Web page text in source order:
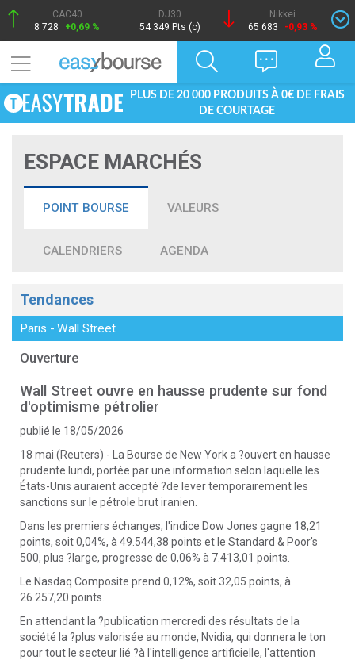
CAC40
8 728
+0,69 %
DJ30
54 349 Pts (c)
Nikkei
65 683
-0,93 %
PLUS DE 20 000 PRODUITS À 0€ DE FRAIS
DE COURTAGE
ESPACE MARCHÉS
POINT BOURSE VALEURS
CALENDRIERS AGENDA
Tendances
Paris - Wall Street
Ouverture
Wall Street ouvre en hausse prudente sur fond
d'optimisme pétrolier
publié le 18/05/2026
18 mai (Reuters) - La Bourse de New York a ?ouvert en hausse
prudente lundi, portée par une information selon laquelle les
États-Unis auraient accepté ?de lever temporairement les
sanctions sur le pétrole brut iranien.
Dans les premiers échanges, l'indice Dow Jones gagne 18,21
points, soit 0,04%, à 49.544,38 points et le Standard & Poor's
500, plus ?large, progresse de 0,06% à 7.413,01 points.
Le Nasdaq Composite prend 0,12%, soit 32,05 points, à
26.257,20 points.
En attendant la ?publication mercredi des résultats de la
société la ?plus valorisée au monde, Nvidia, qui donnera le ton
pour tout le secteur lié ?à l'intelligence artificielle, l'attention